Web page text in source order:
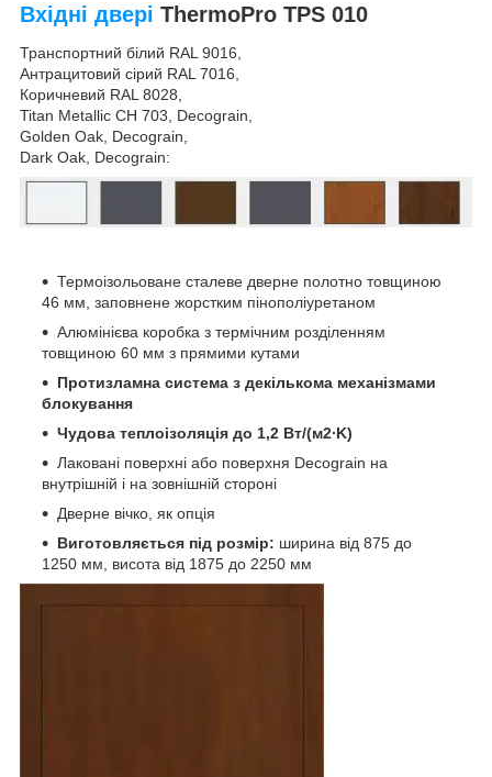
Вхідні двері ThermoPro TPS 010
Транспортний білий RAL 9016,
Антрацитовий сірий RAL 7016,
Коричневий RAL 8028,
Titan Metallic CH 703, Decograin,
Golden Oak, Decograin,
Dark Oak, Decograin:
Термоізольоване сталеве дверне полотно товщиною
46 мм, заповнене жорстким пінополіуретаном
Алюмінієва коробка з термічним розділенням
товщиною 60 мм з прямими кутами
Протизламна система з декількома механізмами
блокування
Чудова теплоізоляція до 1,2 Вт/(м2∙K)
Лаковані поверхні або поверхня Decograin на
внутрішній і на зовнішній стороні
Дверне вічко, як опція
Виготовляється під розмір: ширина від 875 до
1250 мм, висота від 1875 до 2250 мм